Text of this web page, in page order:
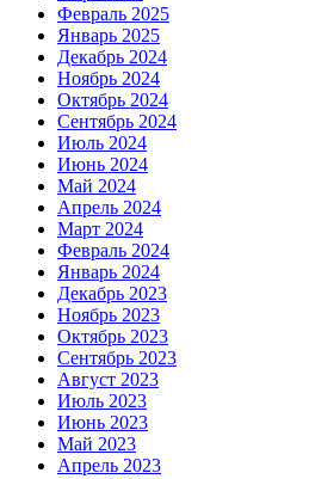
Февраль 2025
Январь 2025
Декабрь 2024
Ноябрь 2024
Октябрь 2024
Сентябрь 2024
Июль 2024
Июнь 2024
Май 2024
Апрель 2024
Март 2024
Февраль 2024
Январь 2024
Декабрь 2023
Ноябрь 2023
Октябрь 2023
Сентябрь 2023
Август 2023
Июль 2023
Июнь 2023
Май 2023
Апрель 2023